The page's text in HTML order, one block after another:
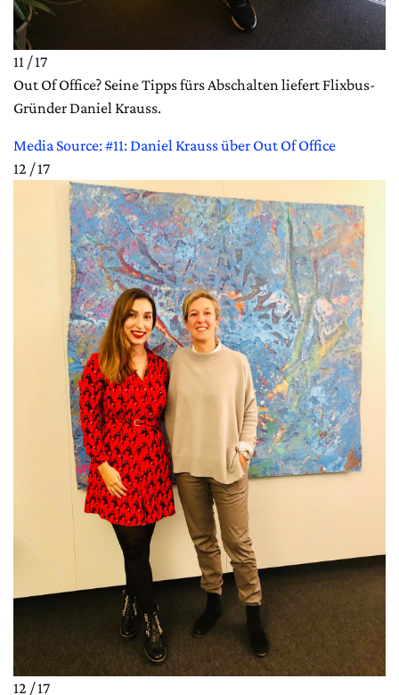
11 / 17
Out Of Office? Seine Tipps fürs Abschalten liefert Flixbus-
Gründer Daniel Krauss.
Media Source: #11: Daniel Krauss über Out Of Office
12 / 17
12 / 17